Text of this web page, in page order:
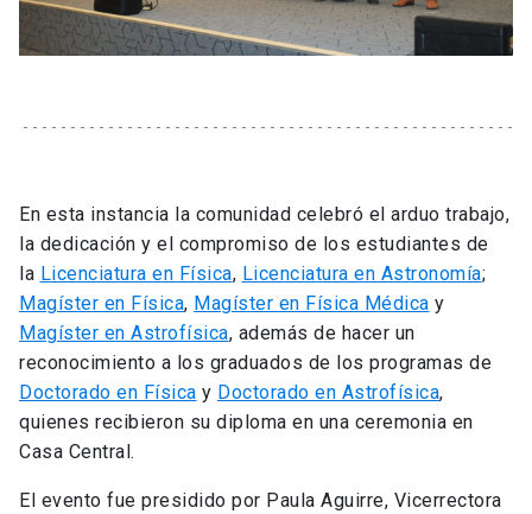
En esta instancia la comunidad celebró el arduo trabajo,
la dedicación y el compromiso de los estudiantes de
la Licenciatura en Física, Licenciatura en Astronomía;
Magíster en Física, Magíster en Física Médica y
Magíster en Astrofísica, además de hacer un
reconocimiento a los graduados de los programas de
Doctorado en Física y Doctorado en Astrofísica,
quienes recibieron su diploma en una ceremonia en
Casa Central.
El evento fue presidido por Paula Aguirre, Vicerrectora